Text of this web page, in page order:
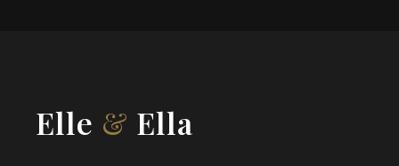
Elle & Ella